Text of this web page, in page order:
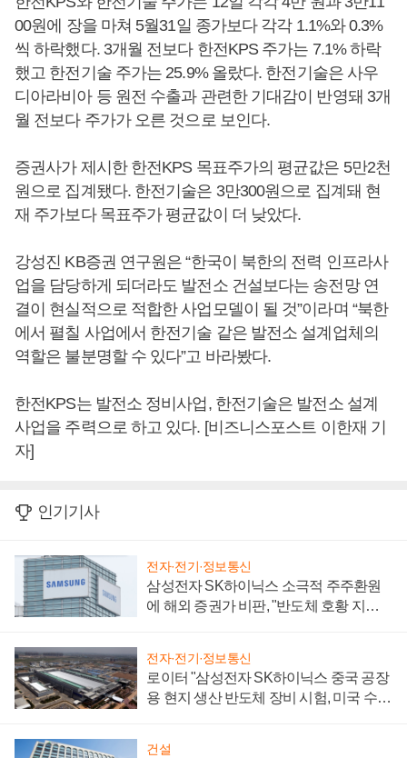
00원에 장을 마쳐 5월31일 종가보다 각각 1.1%와 0.3%
씩 하락했다. 3개월 전보다 한전KPS 주가는 7.1% 하락
했고 한전기술 주가는 25.9% 올랐다. 한전기술은 사우
디아라비아 등 원전 수출과 관련한 기대감이 반영돼 3개
월 전보다 주가가 오른 것으로 보인다.
증권사가 제시한 한전KPS 목표주가의 평균값은 5만2천
원으로 집계됐다. 한전기술은 3만300원으로 집계돼 현
재 주가보다 목표주가 평균값이 더 낮았다.
강성진 KB증권 연구원은 “한국이 북한의 전력 인프라사
업을 담당하게 되더라도 발전소 건설보다는 송전망 연
결이 현실적으로 적합한 사업모델이 될 것”이라며 “북한
에서 펼칠 사업에서 한전기술 같은 발전소 설계업체의
역할은 불분명할 수 있다”고 바라봤다.
한전KPS는 발전소 정비사업, 한전기술은 발전소 설계
사업을 주력으로 하고 있다. [비즈니스포스트 이한재 기
자]
인기기사
전자·전기·정보통신
삼성전자 SK하이닉스 소극적 주주환원
에 해외 증권가 비판, "반도체 호황 지속
전자·전기·정보통신
로이터 "삼성전자 SK하이닉스 중국 공장
용 현지 생산 반도체 장비 시험, 미국 수출
건설